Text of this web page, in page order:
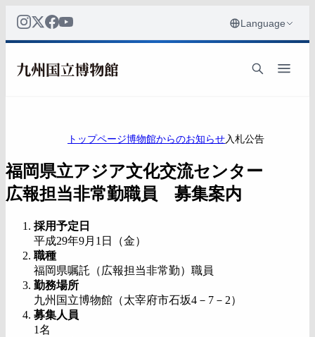
トップページ博物館からのお知らせ入札公告
福岡県立アジア文化交流センター
広報担当非常勤職員 募集案内
採用予定日
平成29年9月1日（金）
職種
福岡県嘱託（広報担当非常勤）職員
勤務場所
九州国立博物館（太宰府市石坂4－7－2）
募集人員
1名